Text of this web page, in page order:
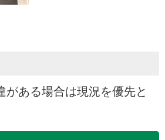
がある場合は現況を優先と